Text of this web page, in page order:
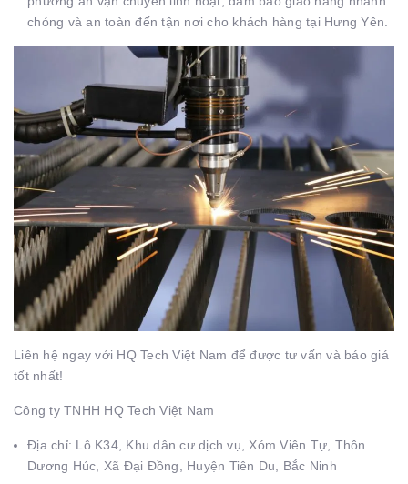
chóng và an toàn đến tận nơi cho khách hàng tại Hưng Yên.
Liên hệ ngay với HQ Tech Việt Nam để được tư vấn và báo giá
tốt nhất!
Công ty TNHH HQ Tech Việt Nam
Địa chỉ: Lô K34, Khu dân cư dịch vụ, Xóm Viên Tự, Thôn
Dương Húc, Xã Đại Đồng, Huyện Tiên Du, Bắc Ninh